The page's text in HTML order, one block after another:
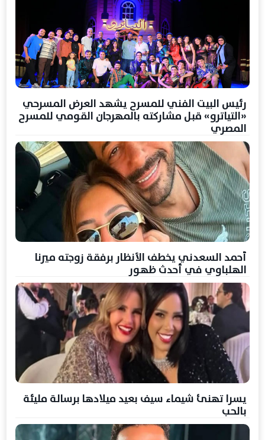
رئيس البيت الفني للمسرح يشهد العرض المسرحي
«التياترو» قبل مشاركته بالمهرجان القومي للمسرح
المصري
أحمد السعدني يخطف الأنظار برفقة زوجته ميرنا
الهلباوي في أحدث ظهور
يسرا تهنئ شيماء سيف بعيد ميلادها برسالة مليئة
بالحب